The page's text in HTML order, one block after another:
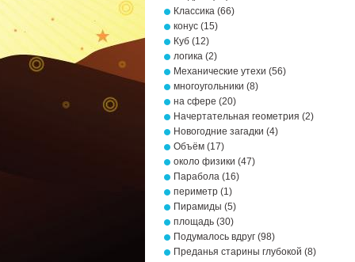
Классика (66)
конус (15)
Куб (12)
логика (2)
Механические утехи (56)
многоугольники (8)
на сфере (20)
Начертательная геометрия (2)
Новогодние загадки (4)
Объём (17)
около физики (47)
Парабола (16)
периметр (1)
Пирамиды (5)
площадь (30)
Подумалось вдруг (98)
Преданья старины глубокой (8)